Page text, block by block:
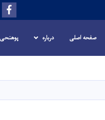
content
صفحه اصلی درباره